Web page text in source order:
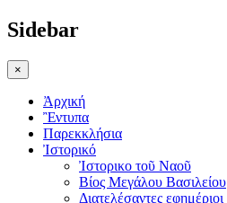
Sidebar
×
Ἀρχική
Ἒντυπα
Παρεκκλήσια
Ἰστορικό
Ἰστορικο τοῦ Ναοῦ
Βίος Μεγάλου Βασιλείου
Διατελέσαντες εφημέριοι